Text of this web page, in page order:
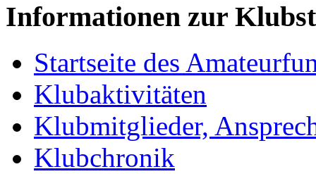
Informationen zur
Startseite des
Klubaktivitäten
Klubmitglieder,
Klubchronik